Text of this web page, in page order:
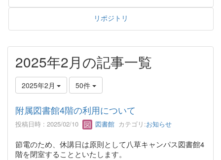
リポジトリ
2025年2月の記事一覧
2025年2月 50件
附属図書館4階の利用について
投稿日時 : 2025/02/10 図書館 カテゴリ:お知らせ
節電のため、休講日は原則として八草キャンパス図書館4
階を閉室することといたします。